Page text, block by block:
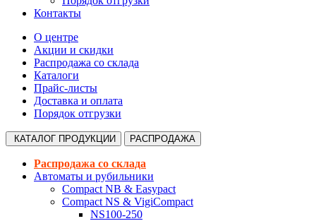
Контакты
О центре
Акции и скидки
Распродажа со склада
Каталоги
Прайс-листы
Доставка и оплата
Порядок отгрузки
КАТАЛОГ ПРОДУКЦИИ РАСПРОДАЖА
Распродажа со склада
Автоматы и рубильники
Compact NB & Easypact
Compact NS & VigiCompact
NS100-250